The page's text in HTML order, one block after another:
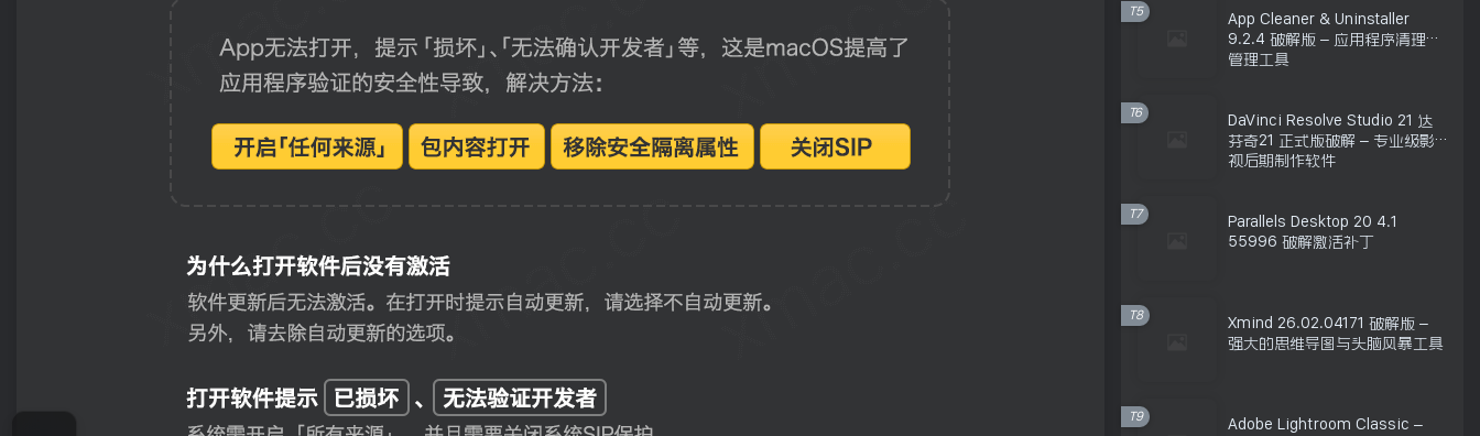
App Cleaner & Uninstaller
9.2.4 破解版 – 应用程序清理和
管理工具
T5
DaVinci Resolve Studio 21 达
芬奇21 正式版破解 – 专业级影
视后期制作软件
T6
Parallels Desktop 20 4.1
55996 破解激活补丁
T7
Xmind 26.02.04171 破解版 –
强大的思维导图与头脑风暴工具
T8
Adobe Lightroom Classic –
T9